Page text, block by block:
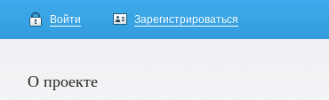
Войти Зарегистрироваться
О проекте